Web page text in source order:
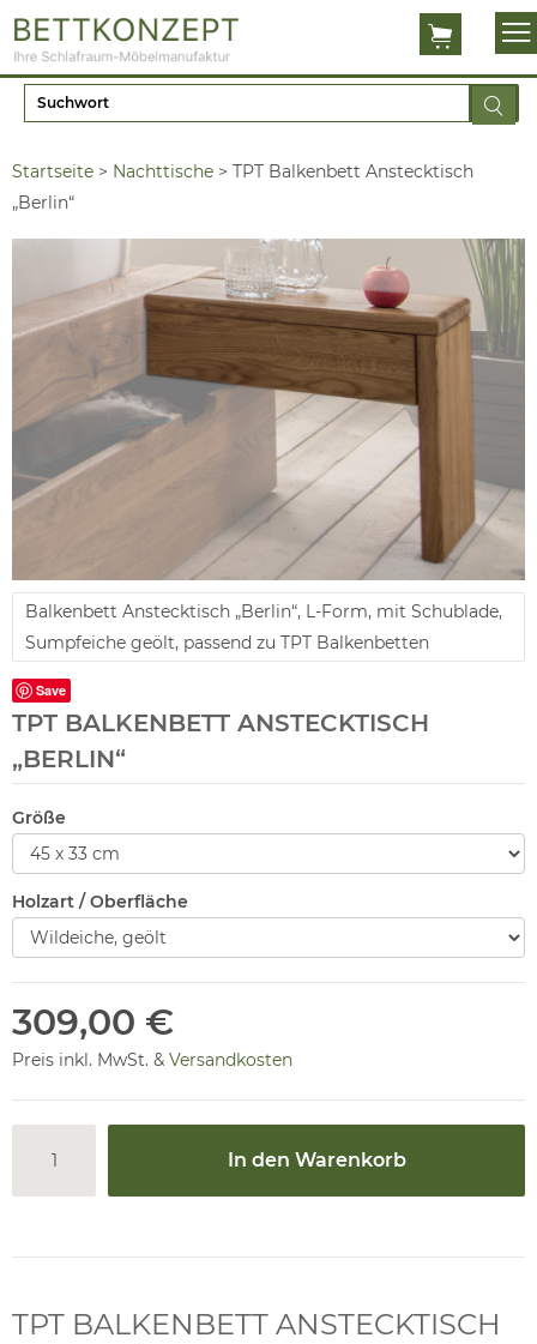
Startseite > Nachttische > TPT Balkenbett Anstecktisch
„Berlin“
Balkenbett Anstecktisch „Berlin“, L-Form, mit Schublade,
Sumpfeiche geölt, passend zu TPT Balkenbetten
Save
TPT BALKENBETT ANSTECKTISCH
„BERLIN“
Größe
Holzart / Oberfläche
309,00 €
Preis inkl. MwSt. & Versandkosten
In den Warenkorb
TPT BALKENBETT ANSTECKTISCH